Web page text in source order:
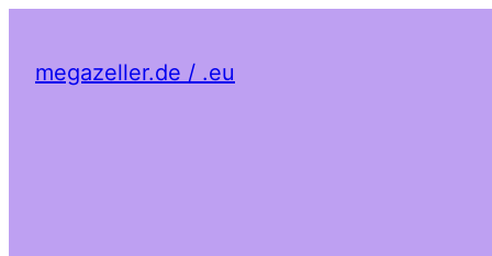
megazeller.de / .eu